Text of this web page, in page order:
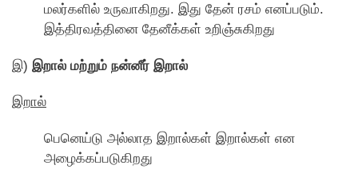
மலர்களில் உருவாகிறது. இது தேன் ரசம் எனப்படும்.
இத்திரவத்தினை தேனீக்கள் உறிஞ்சுகிறது
இ) இறால் மற்றும் நன்னீர் இறால்
இறால்
பெனெய்டு அல்லாத இறால்கள் இறால்கள் என
அழைக்கப்படுகிறது